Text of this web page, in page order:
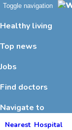
Toggle navigation
Healthy living
Top news
Jobs
Find doctors
Navigate to
Nearest Hospital